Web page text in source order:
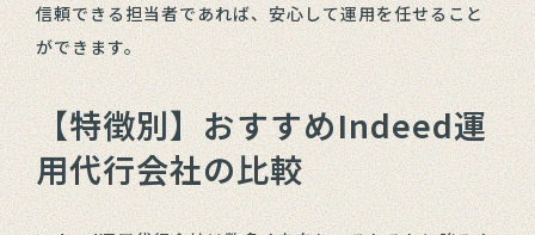
信頼できる担当者であれば、安心して運用を任せること
ができます。
【特徴別】おすすめIndeed運
用代行会社の比較